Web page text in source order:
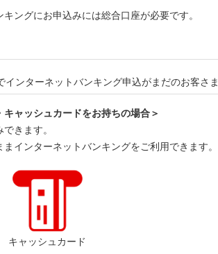
ングにお申込みには総合口座が必要です。
インターネットバンキング申込がまだのお客さま
キャッシュカードをお持ちの場合＞
きます。
インターネットバンキングをご利用できます。
キャッシュカード